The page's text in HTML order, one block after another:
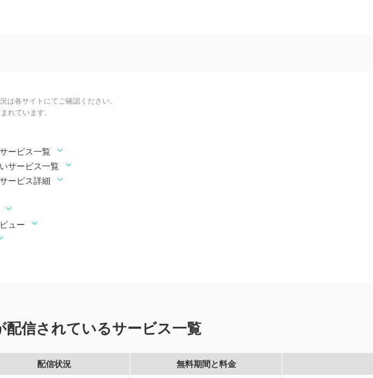
は各サイトにてご確認ください。
れています。
ービス一覧
サービス一覧
ービス詳細
ュー
信されているサービス一覧
配信状況 無料期間と料金